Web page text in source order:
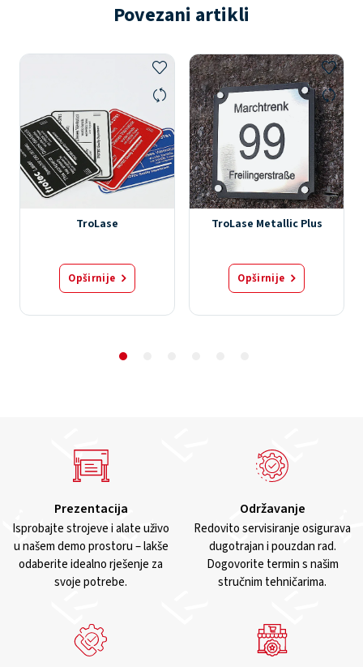
Povezani artikli
TroLase
Opširnije
TroLase Metallic Plus
Opširnije
Prezentacija
Isprobajte strojeve i alate uživo
u našem demo prostoru – lakše
odaberite idealno rješenje za
svoje potrebe.
Održavanje
Redovito servisiranje osigurava
dugotrajan i pouzdan rad.
Dogovorite termin s našim
stručnim tehničarima.